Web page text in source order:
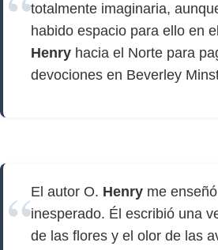
totalmente imaginaria,
habido espacio para ello en
Henry hacia el Norte para
devociones en Beverley
El autor O. Henry me
inesperado. Él escribió una
de las flores y el olor de las